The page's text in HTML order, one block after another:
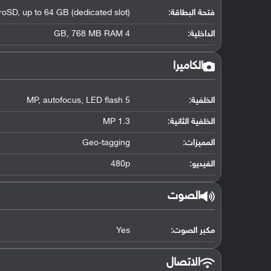
فتحة البطاقة: up to 64 GB (dedicated slot)
الداخلية: 4 GB, 768 MB RAM
الكاميرا
الخلفية: 5 MP, autofocus, LED flash
الخلفية الثانية: 1.3 MP
المميزات: Geo-tagging
الفيديو: 480p
الصوت
مكبر الصوت: Yes
الاتصال